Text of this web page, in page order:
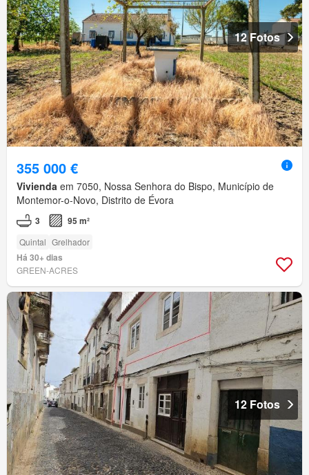
12 Fotos
355 000 €
Vivienda em 7050, Nossa Senhora do Bispo, Município de
Montemor-o-Novo, Distrito de Évora
3 95 m²
Quintal Grelhador
Há 30+ dias
GREEN-ACRES
12 Fotos